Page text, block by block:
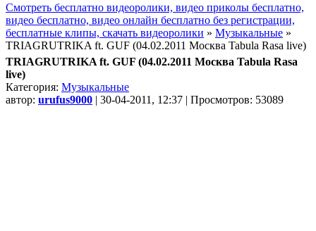
Смотреть бесплатно видеоролики, видео приколы бесплатно,
видео бесплатно, видео онлайн бесплатно без регистрации,
бесплатные клипы, скачать видеоролики » Музыкальные »
TRIAGRUTRIKA ft. GUF (04.02.2011 Москва Tabula Rasa live)
TRIAGRUTRIKA ft. GUF (04.02.2011 Москва Tabula Rasa
live)
Категория: Музыкальные
автор: urufus9000 | 30-04-2011, 12:37 | Просмотров: 53089